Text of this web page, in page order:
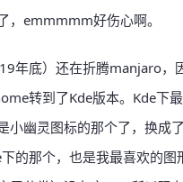
，emmmmm好伤心啊。
年底）还在折腾manjaro，
转到了Kde版本。Kde下
小幽灵图标的那个了，换成
的那个，也是我最喜欢的图